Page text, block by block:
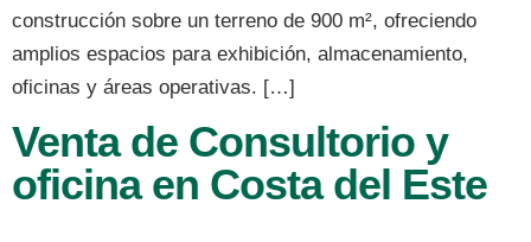
construcción sobre un terreno de 900 m², ofreciendo
amplios espacios para exhibición, almacenamiento,
oficinas y áreas operativas. […]
Venta de Consultorio y
oficina en Costa del Este